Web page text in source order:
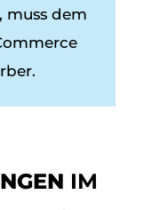
muss dem
IM